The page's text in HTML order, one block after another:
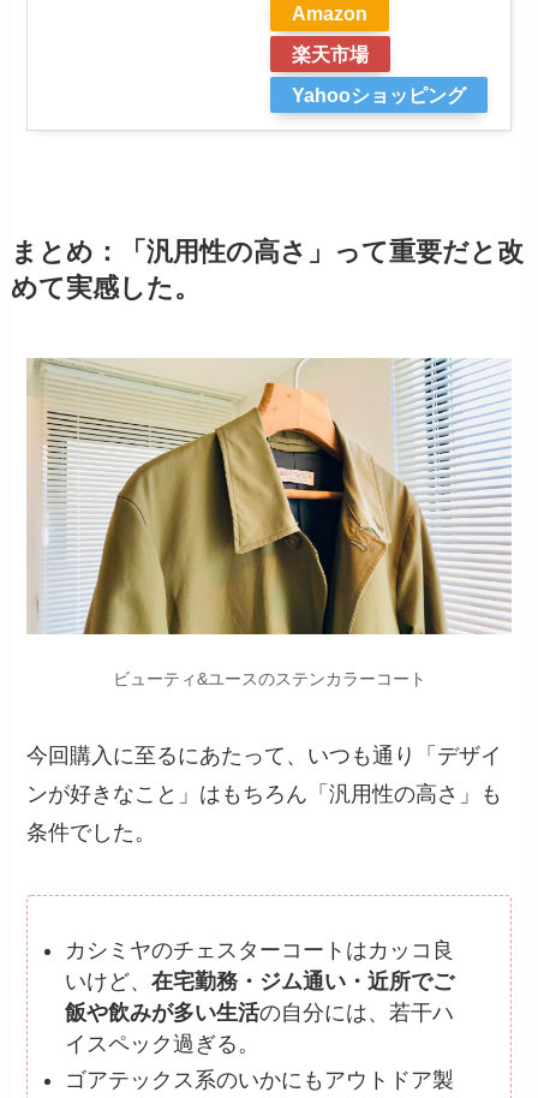
Amazon
楽天市場
Yahooショッピング
まとめ：「汎用性の高さ」って重要だと改
めて実感した。
ビューティ&ユースのステンカラーコート
今回購入に至るにあたって、いつも通り「デザイ
ンが好きなこと」はもちろん「汎用性の高さ」も
条件でした。
カシミヤのチェスターコートはカッコ良
いけど、在宅勤務・ジム通い・近所でご
飯や飲みが多い生活の自分には、若干ハ
イスペック過ぎる。
ゴアテックス系のいかにもアウトドア製